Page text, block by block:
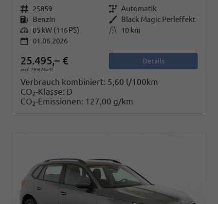
Fahrzeugnr. 25859 Getriebe Automatik
Kraftstoff Benzin Außenfarbe Black Magic Perleffekt
Leistung 85 kW (116 PS) Kilometerstand
10 km
01.06.2026
25.495,– €
incl. 19% MwSt.
Details
Verbrauch kombiniert: 5,60 l/100km
CO2-Klasse: D
CO2-Emissionen: 127,00 g/km